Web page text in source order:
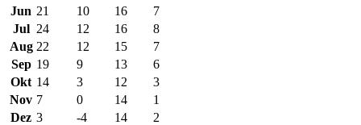
Jun 21 10 16
7
Jul 24 12 16
8
Aug 22 12 15
7
Sep 19 9 13
6
Okt 14 3 12
3
Nov 7 0 14
1
Dez 3 -4 14
2